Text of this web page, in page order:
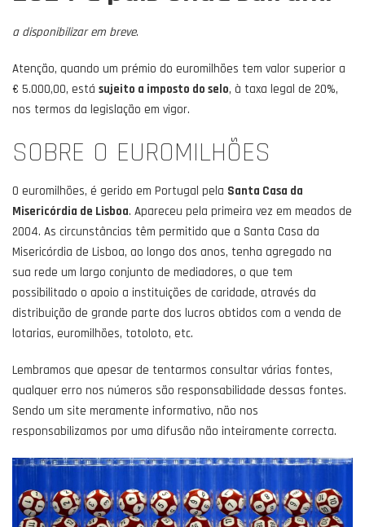
a disponibilizar em breve.
Atenção, quando um prémio do euromilhões tem valor superior a
€ 5.000,00, está sujeito a imposto do selo, à taxa legal de 20%,
nos termos da legislação em vigor.
SOBRE O EUROMILHÕES
O euromilhões, é gerido em Portugal pela Santa Casa da
Misericórdia de Lisboa. Apareceu pela primeira vez em meados de
2004. As circunstâncias têm permitido que a Santa Casa da
Misericórdia de Lisboa, ao longo dos anos, tenha agregado na
sua rede um largo conjunto de mediadores, o que tem
possibilitado o apoio a instituições de caridade, através da
distribuição de grande parte dos lucros obtidos com a venda de
lotarias, euromilhões, totoloto, etc.
Lembramos que apesar de tentarmos consultar várias fontes,
qualquer erro nos números são responsabilidade dessas fontes.
Sendo um site meramente informativo, não nos
responsabilizamos por uma difusão não inteiramente correcta.